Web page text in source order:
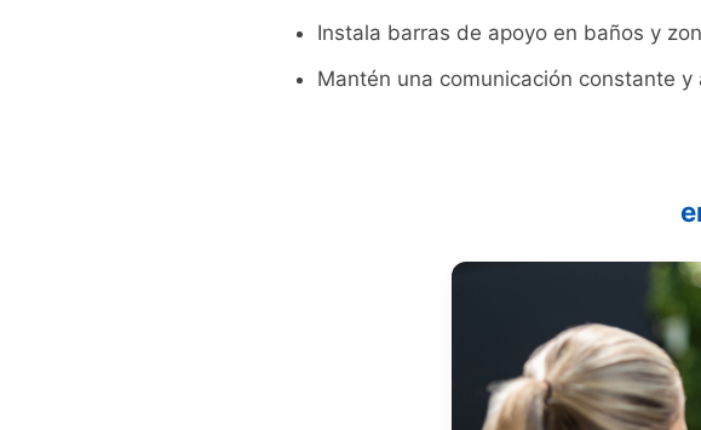
Instala barras de apoyo en baños y
Mantén una comunicación constante
enfermeras